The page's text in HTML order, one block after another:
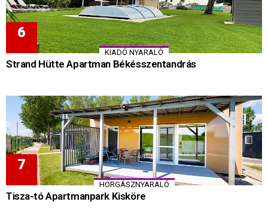
KIADÓ NYARALÓ
Strand Hütte Apartman Békésszentandrás
HORGÁSZNYARALÓ
Tisza-tó Apartmanpark Kisköre